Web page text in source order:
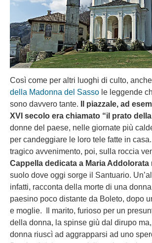
Così come per altri luoghi di culto, anche
della Madonna del Sasso le leggende
sono davvero tante.
Il piazzale, ad
XVI secolo era chiamato “il prato della
donne del paese, nelle giornate più
per candeggiare le loro tele fatte in
tragico avvenimento, poi, sulla roccia
Cappella dedicata a Maria Addolorata
suolo dove oggi sorge il Santuario.
infatti, racconta della morte di una
paesino poco distante da Boleto, dopo
e moglie. Il marito, furioso per un
della donna, la spinse giù dal dirupo
donna riuscì ad aggrapparsi ad uno